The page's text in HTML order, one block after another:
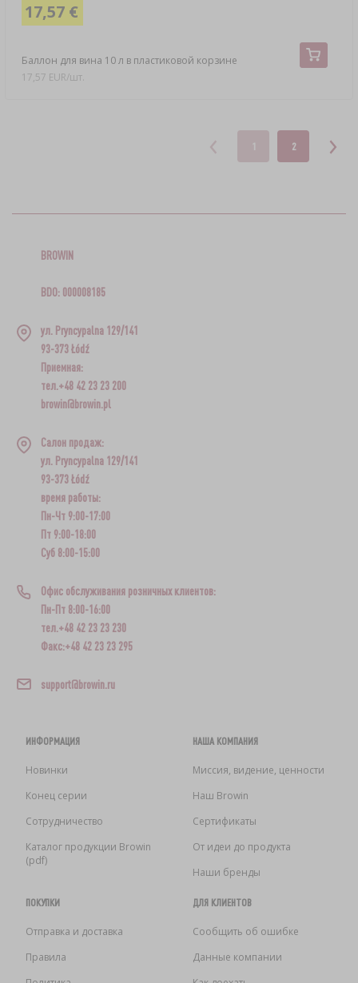
Баллон для вина 10 л в пластиковой корзине
17,57 €
17,57 EUR/шт.
1 2
BROWIN
BDO: 000008185
ул. Pryncypalna 129/141
93-373 Łódź
Приемная:
тел.+48 42 23 23 200
browin@browin.pl
Салон продаж:
ул. Pryncypalna 129/141
93-373 Łódź
время работы:
Пн-Чт 9:00-17:00
Пт 9:00-18:00
Суб 8:00-15:00
Офис обслуживания розничных клиентов:
Пн-Пт 8:00-16:00
тел.+48 42 23 23 230
Факс:+48 42 23 23 295
support@browin.ru
ИНФОРМАЦИЯ
Новинки
Конец серии
Сотрудничество
Каталог продукции Browin
(pdf)
НАША КОМПАНИЯ
Миссия, видение, ценности
Наш Browin
Сертификаты
От идеи до продукта
Наши бренды
ПОКУПКИ
Отправка и доставка
Правила
ДЛЯ КЛИЕНТОВ
Сообщить об ошибке
Данные компании